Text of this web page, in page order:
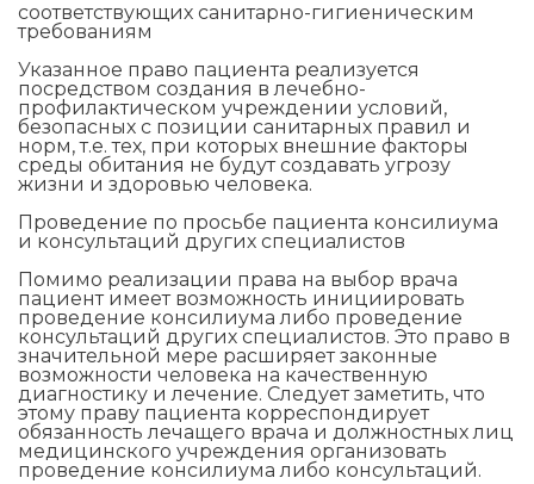
соответствующих санитарно-гигиеническим
требованиям
Указанное право пациента реализуется
посредством создания в лечебно-
профилактическом учреждении условий,
безопасных с позиции санитарных правил и
норм, т.е. тех, при которых внешние факторы
среды обитания не будут создавать угрозу
жизни и здоровью человека.
Проведение по просьбе пациента консилиума
и консультаций других специалистов
Помимо реализации права на выбор врача
пациент имеет возможность инициировать
проведение консилиума либо проведение
консультаций других специалистов. Это право в
значительной мере расширяет законные
возможности человека на качественную
диагностику и лечение. Следует заметить, что
этому праву пациента корреспондирует
обязанность лечащего врача и должностных лиц
медицинского учреждения организовать
проведение консилиума либо консультаций.